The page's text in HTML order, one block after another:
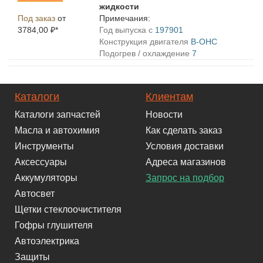
жидкости
Под заказ от
3784,00 ₽*
Примечания:
Год выпуска с 197901
Конструкция двигателя B-OHC
Подогрев / охлаждение 7
Каталоги
Каталоги запчастей
Масла и автохимия
Инструменты
Аксессуары
Аккумуляторы
Автосвет
Щетки стеклоочистителя
Гофры глушителя
Автоэлектрика
Защиты
Клиентам
Новости
Как сделать заказ
Условия доставки
Адреса магазинов
Запрос на подбор